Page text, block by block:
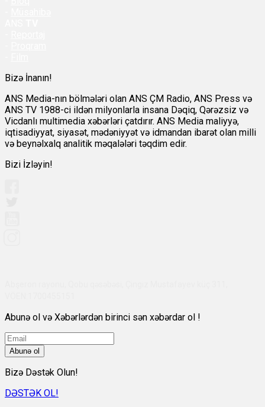
Bizə İnanın!
ANS Media-nın bölmələri olan ANS ÇM Radio, ANS Press və
ANS TV 1988-ci ildən milyonlarla insana Dəqiq, Qərəzsiz və
Vicdanlı multimedia xəbərləri çatdırır. ANS Media maliyyə,
iqtisadiyyat, siyasət, mədəniyyət və idmandan ibarət olan milli
və beynəlxalq analitik məqalələri təqdim edir.
Bizi İzləyin!
Abunə ol və Xəbərlərdən birinci sən xəbərdar ol !
Abunə ol
Bizə Dəstək Olun!
DƏSTƏK OL!